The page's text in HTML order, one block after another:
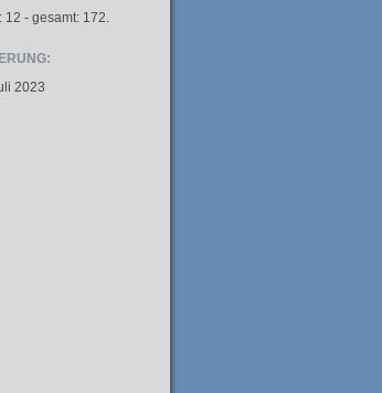
12 - gesamt: 172.
2023